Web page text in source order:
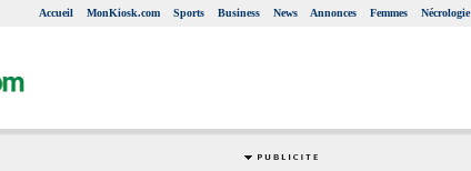
Accueil MonKiosk.com Sports Business News Annonces Femmes Nécrologie